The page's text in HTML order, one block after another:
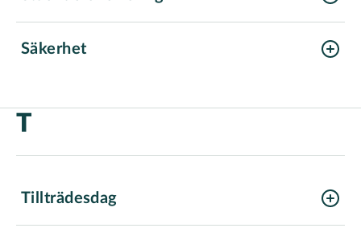
Säkerhet
T
Tillträdesdag